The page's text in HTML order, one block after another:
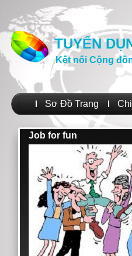
TUYỂN
Kết nối Cộng
Sơ Đồ Trang
Job for fun